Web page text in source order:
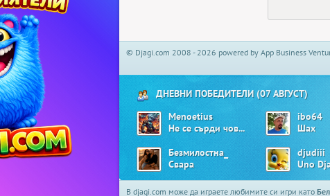
© Djagi.com 2008 - 2026 powered by App Business
ДНЕВНИ ПОБЕДИТЕЛИ (07 АВГУСТ)
Menoetius
Не се сърди човече
ibo64
Шах
Безмилостна_
Свара
djudiii
Uno
В djagi.com може да играете любимите си игри като